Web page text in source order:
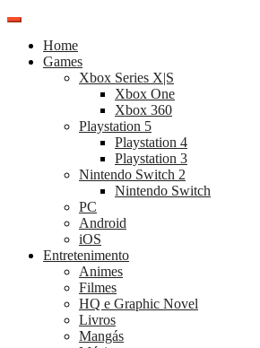
Pular
conteúdo
Home
Games
Xbox Series X|S
Xbox One
Xbox 360
Playstation 5
Playstation 4
Playstation 3
Nintendo Switch 2
Nintendo Switch
PC
Android
iOS
Entretenimento
Animes
Filmes
HQ e Graphic Novel
Livros
Mangás